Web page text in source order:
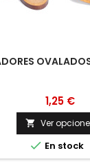
1,25 €
 Ver
 En stock